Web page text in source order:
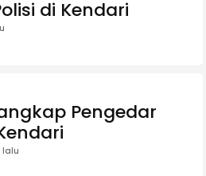
di Kendari
Pengedar
lalu